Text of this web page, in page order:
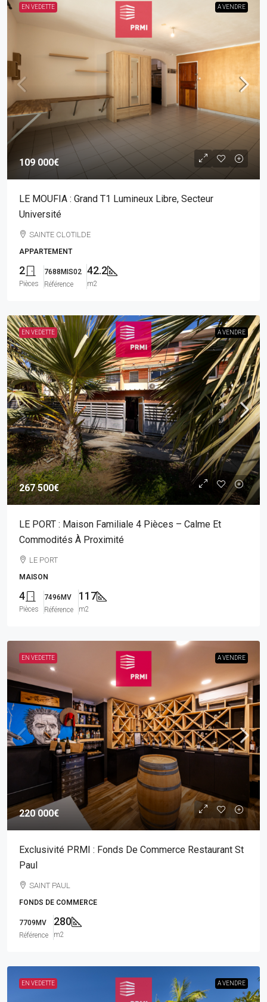
EN VEDETTE A VENDRE
109 000€
LE MOUFIA : Grand T1 Lumineux Libre, Secteur
Université
SAINTE CLOTILDE
APPARTEMENT
2
Pièces
7688MIS02
Référence
42.2
m2
EN VEDETTE A VENDRE
267 500€
LE PORT : Maison Familiale 4 Pièces – Calme Et
Commodités À Proximité
LE PORT
MAISON
4
Pièces
7496MV
Référence
117
m2
EN VEDETTE A VENDRE
220 000€
Exclusivité PRMI : Fonds De Commerce Restaurant St
Paul
SAINT PAUL
FONDS DE COMMERCE
7709MV
Référence
280
m2
EN VEDETTE A VENDRE